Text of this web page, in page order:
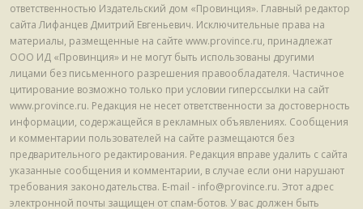
ответственностью Издательский дом «Провинция». Главный редактор
сайта Лифанцев Дмитрий Евгеньевич. Исключительные права на
материалы, размещенные на сайте www.province.ru, принадлежат
ООО ИД «Провинция» и не могут быть использованы другими
лицами без письменного разрешения правообладателя. Частичное
цитирование возможно только при условии гиперссылки на сайт
www.province.ru. Редакция не несет ответственности за достоверность
информации, содержащейся в рекламных объявлениях. Сообщения
и комментарии пользователей на сайте размещаются без
предварительного редактирования. Редакция вправе удалить с сайта
указанные сообщения и комментарии, в случае если они нарушают
требования законодательства. E-mail - info@province.ru. Этот адрес
электронной почты защищен от спам-ботов. У вас должен быть